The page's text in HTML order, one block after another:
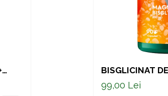
BISGLICINAT
800MG 90CPS
99,00 Lei